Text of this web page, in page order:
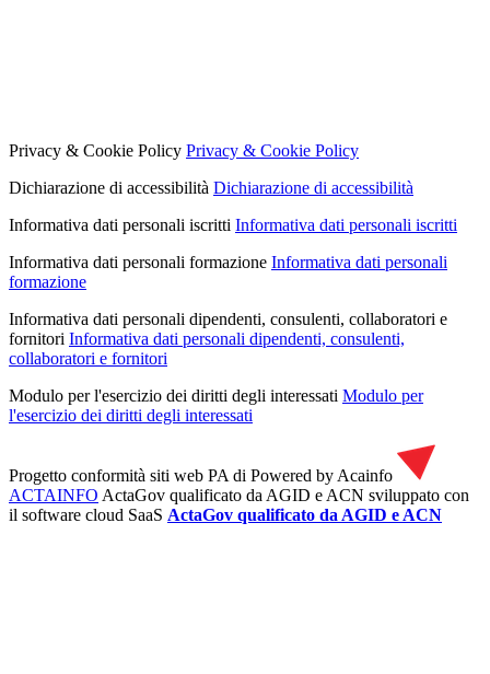
Privacy & Cookie Policy Privacy & Cookie Policy
Dichiarazione di accessibilità Dichiarazione di accessibilità
Informativa dati personali iscritti Informativa dati personali iscritti
Informativa dati personali formazione Informativa dati personali
formazione
Informativa dati personali dipendenti, consulenti, collaboratori e
fornitori Informativa dati personali dipendenti, consulenti,
collaboratori e fornitori
Modulo per l'esercizio dei diritti degli interessati Modulo per
l'esercizio dei diritti degli interessati
Progetto conformità siti web PA di Powered by Acainfo
ACTAINFO ActaGov qualificato da AGID e ACN sviluppato con
il software cloud SaaS ActaGov qualificato da AGID e ACN